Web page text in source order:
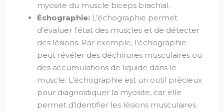
myosite du muscle biceps brachial.
Échographie: L’échographie permet
d’évaluer l’état des muscles et de détecter
des lésions. Par exemple, l’échographie
peut révéler des déchirures musculaires ou
des accumulations de liquide dans le
muscle. L’échographie est un outil précieux
pour diagnostiquer la myosite, car elle
permet d’identifier les lésions musculaires